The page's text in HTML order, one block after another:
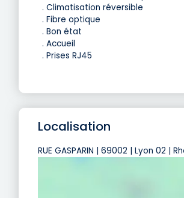
. Climatisation réversible
. Fibre optique
. Bon état
. Accueil
. Prises RJ45
Localisation
RUE GASPARIN | 69002 | Lyon 02 |